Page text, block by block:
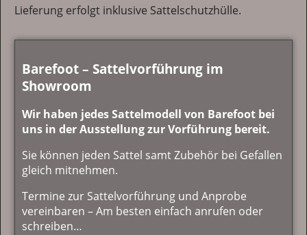
Lieferung erfolgt inklusive Sattelschutzhülle.
Barefoot – Sattelvorführung im
Showroom
Wir haben jedes Sattelmodell von Barefoot bei
uns in der Ausstellung zur Vorführung bereit.
Sie können jeden Sattel samt Zubehör bei Gefallen
gleich mitnehmen.
Termine zur Sattelvorführung und Anprobe
vereinbaren – Am besten einfach anrufen oder
schreiben…